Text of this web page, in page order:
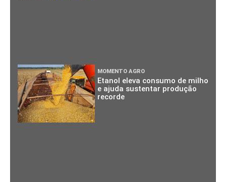
MOMENTO AGRO
Etanol eleva consumo de milho
e ajuda sustentar produção
recorde